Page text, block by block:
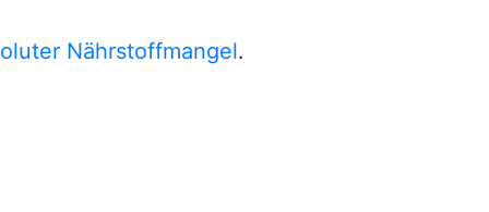
Nährstoffmangel.